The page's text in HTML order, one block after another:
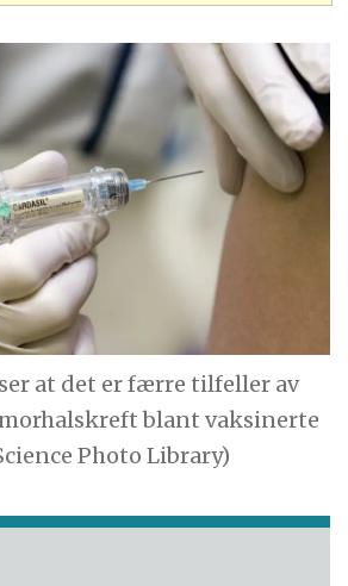
at det er færre tilfeller av
blant vaksinerte
Photo Library)